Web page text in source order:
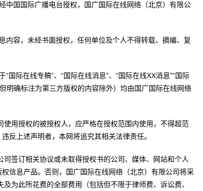
中国国际广播电台授权，国广国际在线网络（北京）有限公
内容，未经书面授权，任何单位及个人不得转载、摘编、复
国际在线专稿”、“国际在线消息”、“国际在线XX消息”“国际
明确标注为第三方版权的内容除外）均由国广国际在线网络
用授权的被授权人，应严格在授权范围内使用，不得超范
反上述声明者，本网将追究其相关法律责任。
签订相关协议或未取得授权书的公司、媒体、网站和个人
信息产品。否则，国广国际在线网络（北京）有限公司将采
为此所花费的全部费用（包括但不限于律师费、诉讼费、